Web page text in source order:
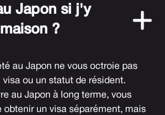
Japon si j'y
?
au Japon ne vous octroie pas
ou un statut de résident.
au Japon à long terme, vous
obtenir un visa séparément, mais